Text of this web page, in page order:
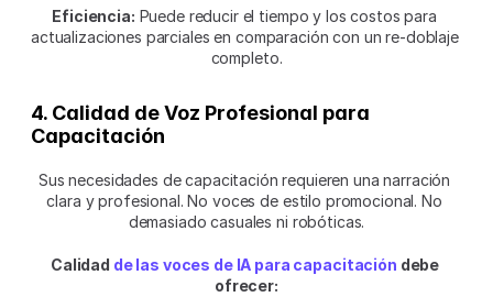
Eficiencia: Puede reducir el tiempo y los costos para
actualizaciones parciales en comparación con un re-doblaje
completo.
4. Calidad de Voz Profesional para
Capacitación
Sus necesidades de capacitación requieren una narración
clara y profesional. No voces de estilo promocional. No
demasiado casuales ni robóticas.
Calidad de las voces de IA para capacitación debe
ofrecer: